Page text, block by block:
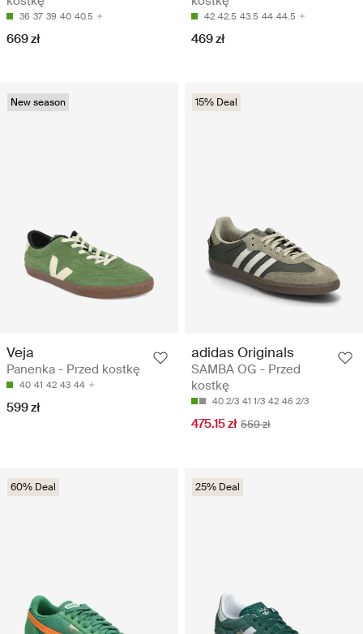
36 37 39 40 40.5
669 zł
42 42.5 43.5 44 44.5
469 zł
New season
Veja
Panenka - Przed kostkę
40 41 42 43 44
599 zł
15% Deal
adidas Originals
SAMBA OG - Przed
kostkę
40 2/3 41 1/3 42 46 2/3
475.15 zł 559 zł
60% Deal 25% Deal